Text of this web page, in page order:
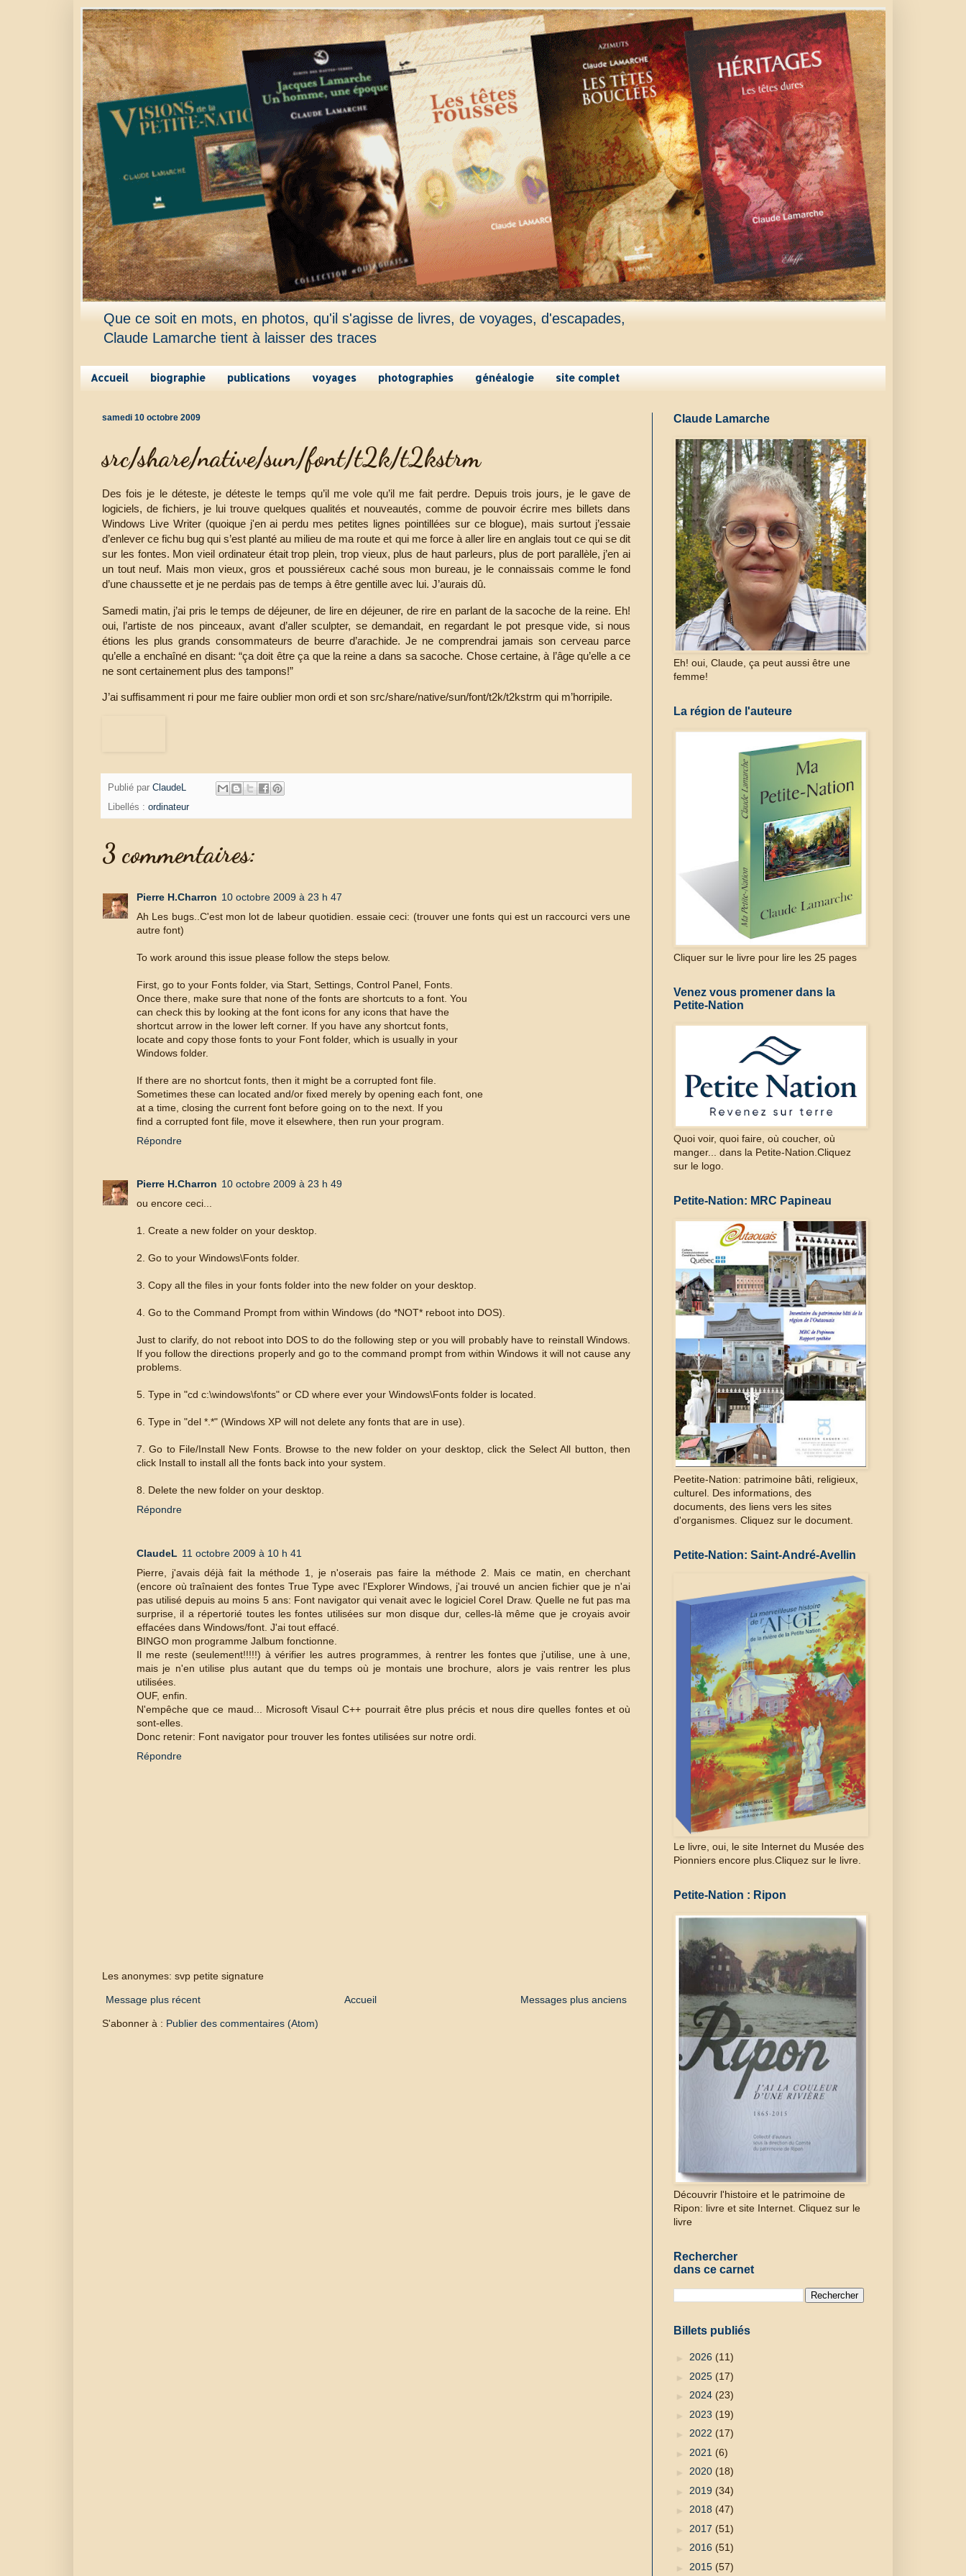
Que ce soit en mots, en photos, qu'il s'agisse de livres, de voyages, d'escapades,
Claude Lamarche tient à laisser des traces
Accueil biographie publications voyages photographies généalogie site complet
samedi 10 octobre 2009
src/share/native/sun/font/t2k/t2kstrm
Des fois je le déteste, je déteste le temps qu’il me vole qu’il me fait perdre. Depuis trois jours, je le gave de
logiciels, de fichiers, je lui trouve quelques qualités et nouveautés, comme de pouvoir écrire mes billets dans
Windows Live Writer (quoique j'en ai perdu mes petites lignes pointillées sur ce blogue), mais surtout j’essaie
d’enlever ce fichu bug qui s’est planté au milieu de ma route et qui me force à aller lire en anglais tout ce qui se dit
sur les fontes. Mon vieil ordinateur était trop plein, trop vieux, plus de haut parleurs, plus de port parallèle, j’en ai
un tout neuf. Mais mon vieux, gros et poussiéreux caché sous mon bureau, je le connaissais comme le fond
d’une chaussette et je ne perdais pas de temps à être gentille avec lui. J’aurais dû.
Samedi matin, j’ai pris le temps de déjeuner, de lire en déjeuner, de rire en parlant de la sacoche de la reine. Eh!
oui, l’artiste de nos pinceaux, avant d’aller sculpter, se demandait, en regardant le pot presque vide, si nous
étions les plus grands consommateurs de beurre d’arachide. Je ne comprendrai jamais son cerveau parce
qu’elle a enchaîné en disant: “ça doit être ça que la reine a dans sa sacoche. Chose certaine, à l’âge qu’elle a ce
ne sont certainement plus des tampons!”
J’ai suffisamment ri pour me faire oublier mon ordi et son src/share/native/sun/font/t2k/t2kstrm qui m’horripile.
Publié par ClaudeL
Libellés : ordinateur
3 commentaires:
Pierre H.Charron 10 octobre 2009 à 23 h 47
Ah Les bugs..C'est mon lot de labeur quotidien. essaie ceci: (trouver une fonts qui est un raccourci vers une
autre font)
To work around this issue please follow the steps below.
First, go to your Fonts folder, via Start, Settings, Control Panel, Fonts.
Once there, make sure that none of the fonts are shortcuts to a font. You
can check this by looking at the font icons for any icons that have the
shortcut arrow in the lower left corner. If you have any shortcut fonts,
locate and copy those fonts to your Font folder, which is usually in your
Windows folder.
If there are no shortcut fonts, then it might be a corrupted font file.
Sometimes these can located and/or fixed merely by opening each font, one
at a time, closing the current font before going on to the next. If you
find a corrupted font file, move it elsewhere, then run your program.
Répondre
Pierre H.Charron 10 octobre 2009 à 23 h 49
ou encore ceci...
1. Create a new folder on your desktop.
2. Go to your Windows\Fonts folder.
3. Copy all the files in your fonts folder into the new folder on your desktop.
4. Go to the Command Prompt from within Windows (do *NOT* reboot into DOS).
Just to clarify, do not reboot into DOS to do the following step or you will probably have to reinstall Windows.
If you follow the directions properly and go to the command prompt from within Windows it will not cause any
problems.
5. Type in "cd c:\windows\fonts" or CD where ever your Windows\Fonts folder is located.
6. Type in "del *.*" (Windows XP will not delete any fonts that are in use).
7. Go to File/Install New Fonts. Browse to the new folder on your desktop, click the Select All button, then
click Install to install all the fonts back into your system.
8. Delete the new folder on your desktop.
Répondre
ClaudeL 11 octobre 2009 à 10 h 41
Pierre, j'avais déjà fait la méthode 1, je n'oserais pas faire la méthode 2. Mais ce matin, en cherchant
(encore où traînaient des fontes True Type avec l'Explorer Windows, j'ai trouvé un ancien fichier que je n'ai
pas utilisé depuis au moins 5 ans: Font navigator qui venait avec le logiciel Corel Draw. Quelle ne fut pas ma
surprise, il a répertorié toutes les fontes utilisées sur mon disque dur, celles-là même que je croyais avoir
effacées dans Windows/font. J'ai tout effacé.
BINGO mon programme Jalbum fonctionne.
Il me reste (seulement!!!!!) à vérifier les autres programmes, à rentrer les fontes que j'utilise, une à une,
mais je n'en utilise plus autant que du temps où je montais une brochure, alors je vais rentrer les plus
utilisées.
OUF, enfin.
N'empêche que ce maud... Microsoft Visaul C++ pourrait être plus précis et nous dire quelles fontes et où
sont-elles.
Donc retenir: Font navigator pour trouver les fontes utilisées sur notre ordi.
Répondre
Les anonymes: svp petite signature
Message plus récent Messages plus anciens
Accueil
S'abonner à : Publier des commentaires (Atom)
Claude Lamarche
Eh! oui, Claude, ça peut aussi être une
femme!
La région de l'auteure
Cliquer sur le livre pour lire les 25 pages
Venez vous promener dans la
Petite-Nation
Quoi voir, quoi faire, où coucher, où
manger... dans la Petite-Nation.Cliquez
sur le logo.
Petite-Nation: MRC Papineau
Peetite-Nation: patrimoine bâti, religieux,
culturel. Des informations, des
documents, des liens vers les sites
d'organismes. Cliquez sur le document.
Petite-Nation: Saint-André-Avellin
Le livre, oui, le site Internet du Musée des
Pionniers encore plus.Cliquez sur le livre.
Petite-Nation : Ripon
Découvrir l'histoire et le patrimoine de
Ripon: livre et site Internet. Cliquez sur le
livre
Rechercher
dans ce carnet
Billets publiés
► 2026 (11)
► 2025 (17)
► 2024 (23)
► 2023 (19)
► 2022 (17)
► 2021 (6)
► 2020 (18)
► 2019 (34)
► 2018 (47)
► 2017 (51)
► 2016 (51)
► 2015 (57)